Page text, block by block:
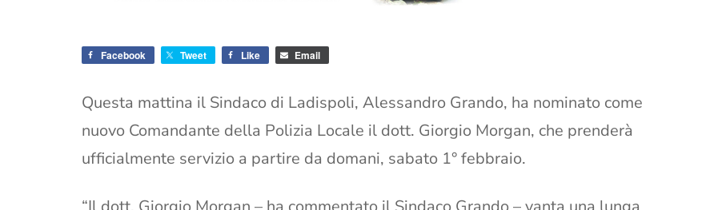
Facebook Tweet Like Email
Questa mattina il Sindaco di Ladispoli, Alessandro Grando, ha nominato come
nuovo Comandante della Polizia Locale il dott. Giorgio Morgan, che prenderà
ufficialmente servizio a partire da domani, sabato 1° febbraio.